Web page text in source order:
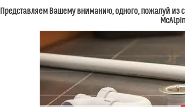
Представляем Вашему вниманию, одного, пожалуй